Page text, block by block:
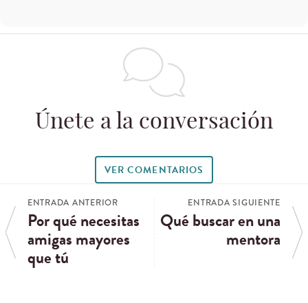
Únete a la conversación
VER COMENTARIOS
ENTRADA ANTERIOR
Por qué necesitas
amigas mayores
que tú
ENTRADA SIGUIENTE
Qué buscar en una
mentora